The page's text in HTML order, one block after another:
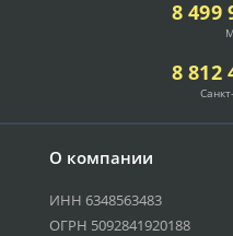
О компании
ИНН 6348563483
ОГРН 5092841920188
8 499
8 812